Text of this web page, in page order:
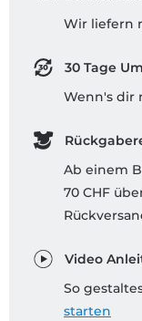
Wir liefern
30 Tage
Wenn's dir
Ab einem
70 CHF
Video
So
starten